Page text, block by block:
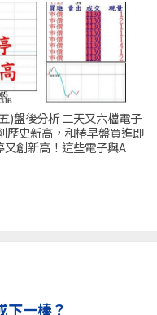
)盤後分析 二天又六檔電子
史新高，和椿早盤買進即
創新高！這些電子與A
下一棒？